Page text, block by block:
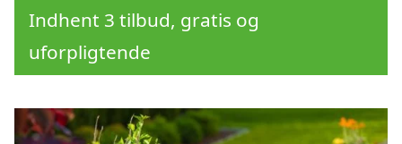
Indhent 3 tilbud, gratis og
uforpligtende